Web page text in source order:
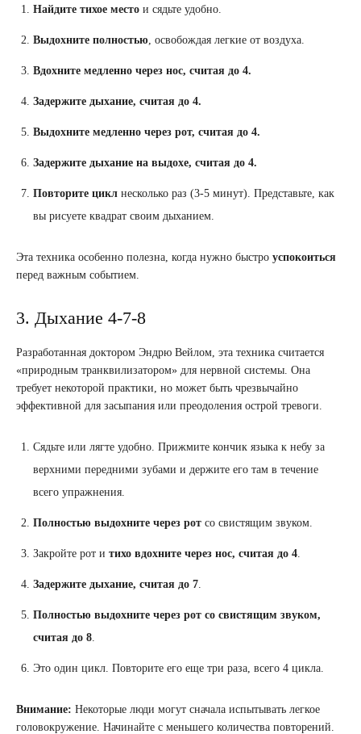
Найдите тихое место и сядьте удобно.
Выдохните полностью , освобождая легкие от воздуха.
Вдохните медленно через нос, считая до 4.
Задержите дыхание, считая до 4.
Выдохните медленно через рот, считая до 4.
Задержите дыхание на выдохе, считая до 4.
Повторите цикл несколько раз (3-5 минут). Представьте, как
вы рисуете квадрат своим дыханием.
Эта техника особенно полезна, когда нужно быстро успокоиться
перед важным событием.
3. Дыхание 4-7-8
Разработанная доктором Эндрю Вейлом, эта техника считается
«природным транквилизатором» для нервной системы. Она
требует некоторой практики, но может быть чрезвычайно
эффективной для засыпания или преодоления острой тревоги.
Сядьте или лягте удобно. Прижмите кончик языка к небу за
верхними передними зубами и держите его там в течение
всего упражнения.
Полностью выдохните через рот со свистящим звуком.
Закройте рот и тихо вдохните через нос, считая до 4
Задержите дыхание, считая до 7
Полностью выдохните через рот со свистящим звуком,
считая до 8
Это один цикл. Повторите его еще три раза, всего 4 цикла.
Внимание: Некоторые люди могут сначала испытывать легкое
головокружение. Начинайте с меньшего количества повторений.